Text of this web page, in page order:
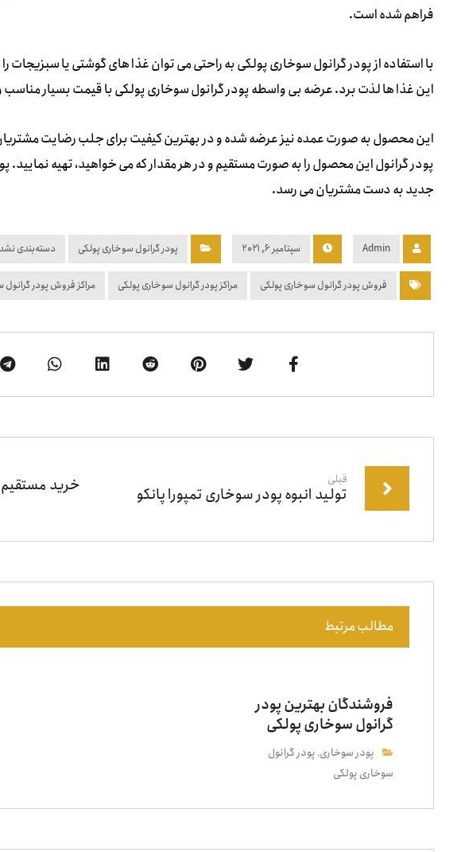
فراهم شده است.
با استفاده از پودر گرانول سوخاری پولکی به راحتی می توان غذا های گوشتی یا سبزیجات
این غذا ها لذت برد. عرضه بی واسطه پودر گرانول سوخاری پولکی با قیمت بسیار مناسب
این محصول به صورت عمده نیز عرضه شده و در بهترین کیفیت برای جلب رضایت مشتریان
پودر گرانول این محصول را به صورت مستقیم و در هر مقدار که می خواهید، تهیه نمایید.
جدید به دست مشتریان می رسد.
Admin سپتامبر ۶, ۲۰۲۱ پودر گرانول سوخاری پولکی دسته‌بندی
فروش پودر گرانول سوخاری پولکی مراکز پودر گرانول سوخاری پولکی مراکز فروش پودر
قبلی
تولید انبوه پودر سوخاری تمپورا پانکو
خرید
مطالب مرتبط
فروشندگان بهترین پودر
گرانول سوخاری پولکی
پودر سوخاری,پودر گرانول
سوخاری پولکی